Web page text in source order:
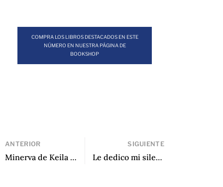
COMPRA LOS LIBROS DESTACADOS EN ESTE
NÚMERO EN NUESTRA PÁGINA DE
BOOKSHOP
ANTERIOR
Minerva de Keila Vall de la Ville
SIGUIENTE
Le dedico mi silencio de Mario Vargas Llosa